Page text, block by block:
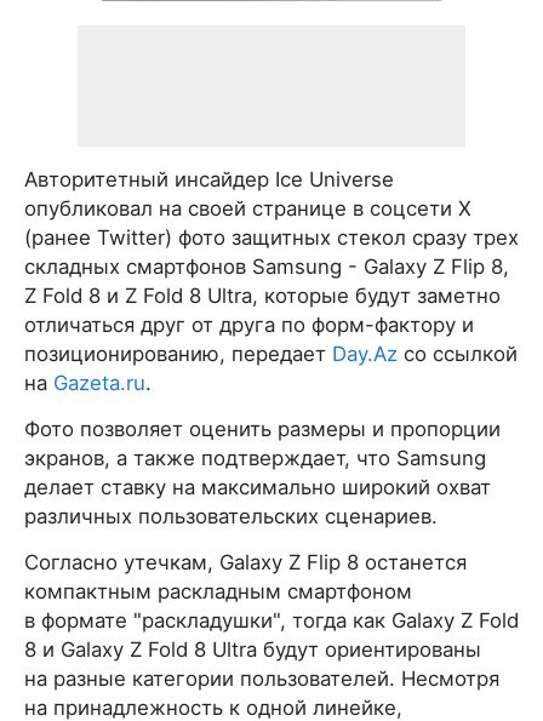
Авторитетный инсайдер Ice Universe
опубликовал на своей странице в соцсети X
(ранее Twitter) фото защитных стекол сразу трех
складных смартфонов Samsung - Galaxy Z Flip 8,
Z Fold 8 и Z Fold 8 Ultra, которые будут заметно
отличаться друг от друга по форм-фактору и
позиционированию, передает Day.Az со ссылкой
на Gazeta.ru.
Фото позволяет оценить размеры и пропорции
экранов, а также подтверждает, что Samsung
делает ставку на максимально широкий охват
различных пользовательских сценариев.
Согласно утечкам, Galaxy Z Flip 8 останется
компактным раскладным смартфоном
в формате "раскладушки", тогда как Galaxy Z Fold
8 и Galaxy Z Fold 8 Ultra будут ориентированы
на разные категории пользователей. Несмотря
на принадлежность к одной линейке,